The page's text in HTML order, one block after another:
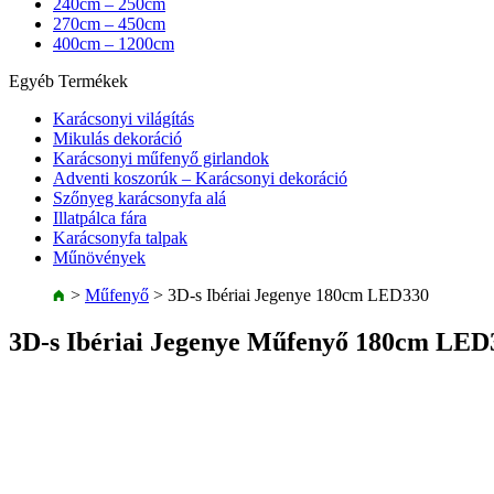
240cm – 250cm
270cm – 450cm
400cm – 1200cm
Egyéb Termékek
Karácsonyi világítás
Mikulás dekoráció
Karácsonyi műfenyő girlandok
Adventi koszorúk – Karácsonyi dekoráció
Szőnyeg karácsonyfa alá
Illatpálca fára
Karácsonyfa talpak
Műnövények
> Műfenyő > 3D-s Ibériai Jegenye 180cm LED330
3D-s Ibériai Jegenye Műfenyő 180cm